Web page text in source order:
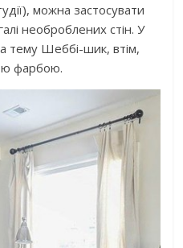
можна застосувати
необроблених стін. У
тему Шеббі-шик, втім,
фарбою.